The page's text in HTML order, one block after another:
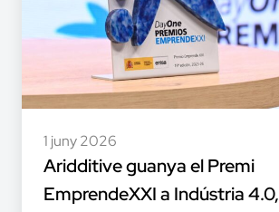
1 juny 2026
Aridditive guanya el Premi
EmprendeXXI a Indústria 4.0,